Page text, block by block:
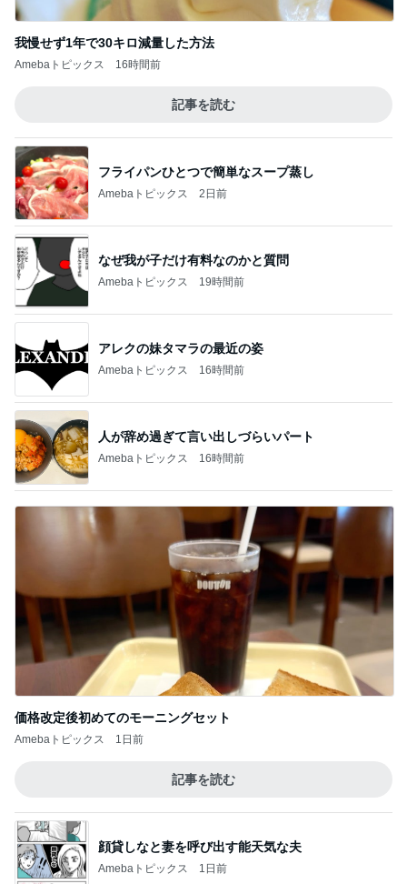
我慢せず1年で30キロ減量した方法
Amebaトピックス 16時間前
記事を読む
フライパンひとつで簡単なスープ蒸し
Amebaトピックス 2日前
なぜ我が子だけ有料なのかと質問
Amebaトピックス 19時間前
アレクの妹タマラの最近の姿
Amebaトピックス 16時間前
人が辞め過ぎて言い出しづらいパート
Amebaトピックス 16時間前
価格改定後初めてのモーニングセット
Amebaトピックス 1日前
記事を読む
顔貸しなと妻を呼び出す能天気な夫
Amebaトピックス 1日前